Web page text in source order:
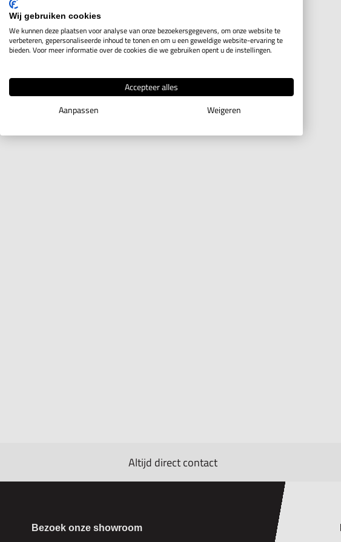
Altijd direct contact
Bezoek onze showroom
Wij gebruiken cookies
We kunnen deze plaatsen voor analyse van onze bezoekersgegevens, om onze website te
verbeteren, gepersonaliseerde inhoud te tonen en om u een geweldige website-ervaring te
bieden. Voor meer informatie over de cookies die we gebruiken opent u de instellingen.
Accepteer alles
Aanpassen
Weigeren